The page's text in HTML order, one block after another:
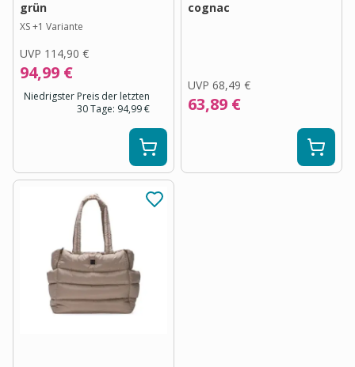
grün
XS+1 Variante
UVP 114,90 €
94,99 €
Niedrigster Preis der letzten
30 Tage: 94,99 €
cognac
UVP 68,49 €
63,89 €